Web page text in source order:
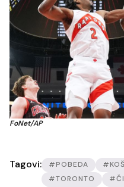
FoNet/AP
Tagovi: #POBEDA
#TORONTO